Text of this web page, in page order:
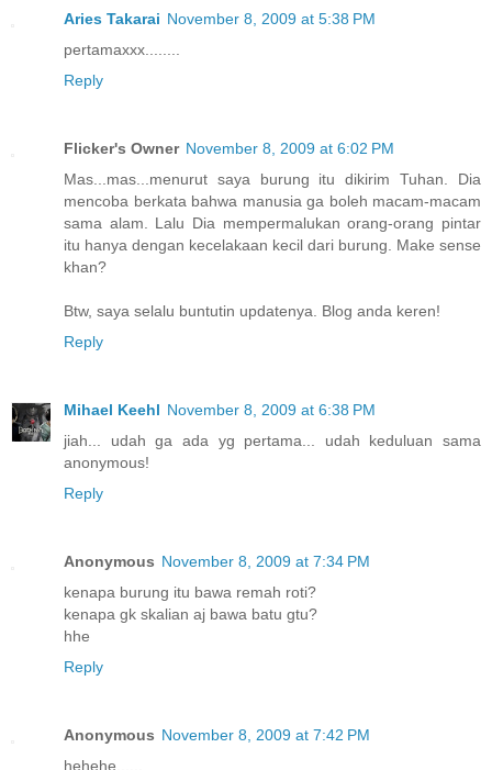
Aries Takarai November 8, 2009 at 5:38 PM
pertamaxxx........
Reply
Flicker's Owner November 8, 2009 at 6:02 PM
Mas...mas...menurut saya burung itu dikirim Tuhan. Dia
mencoba berkata bahwa manusia ga boleh macam-macam
sama alam. Lalu Dia mempermalukan orang-orang pintar
itu hanya dengan kecelakaan kecil dari burung. Make sense
khan?
Btw, saya selalu buntutin updatenya. Blog anda keren!
Reply
Mihael Keehl November 8, 2009 at 6:38 PM
jiah... udah ga ada yg pertama... udah keduluan sama
anonymous!
Reply
Anonymous November 8, 2009 at 7:34 PM
kenapa burung itu bawa remah roti?
kenapa gk skalian aj bawa batu gtu?
hhe
Reply
Anonymous November 8, 2009 at 7:42 PM
hehehe......